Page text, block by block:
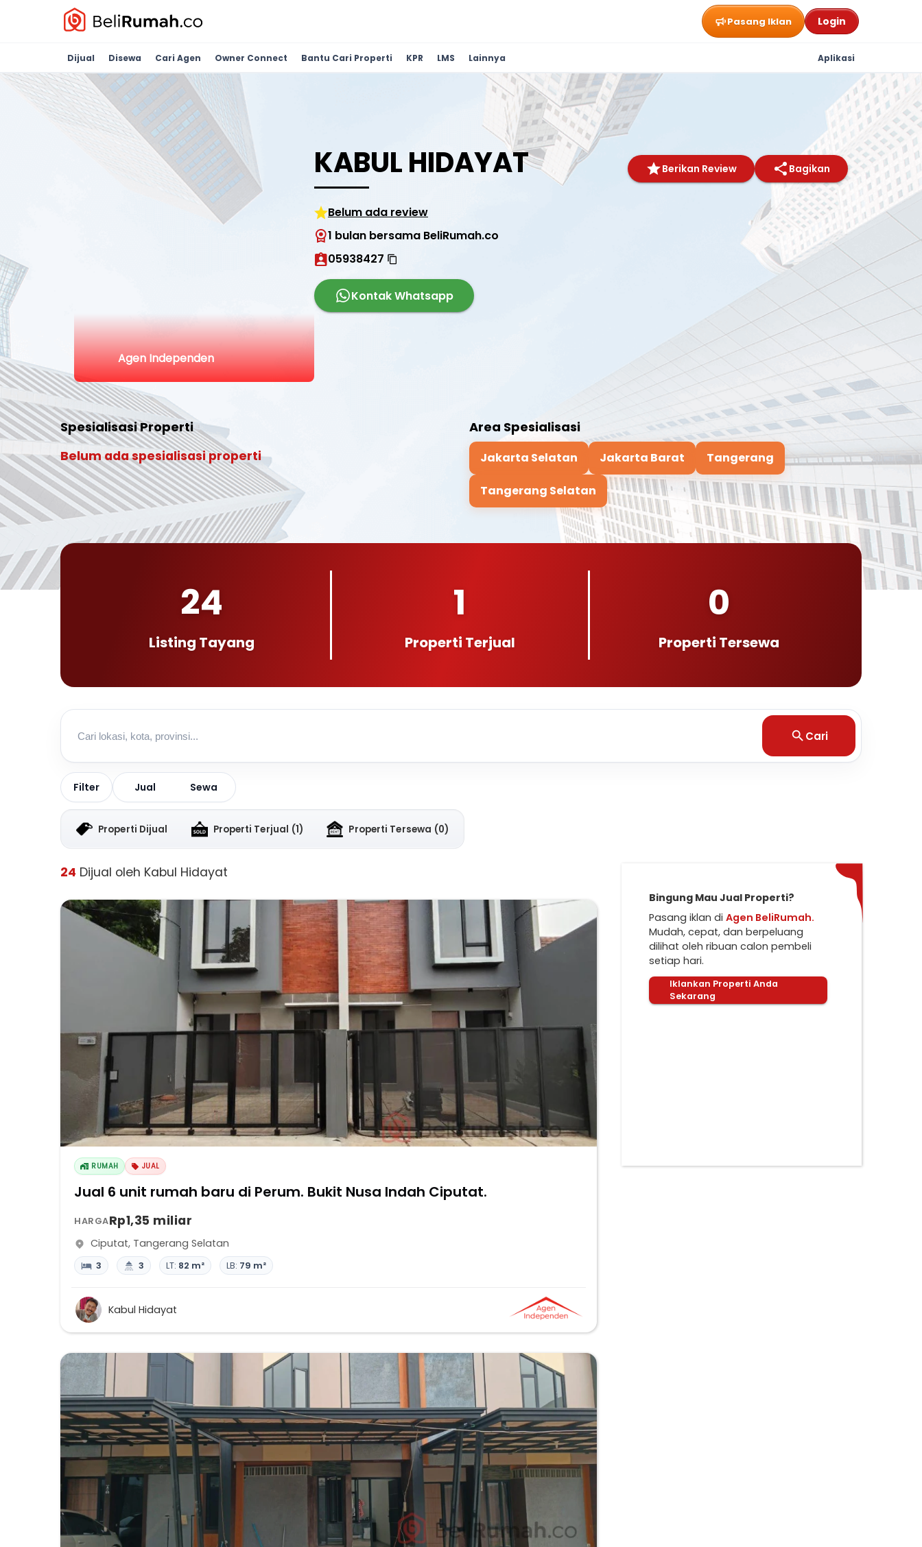
Pasang Iklan Login
Dijual Disewa Cari Agen Owner Connect Bantu Cari Properti KPR LMS Lainnya Aplikasi
Agen Independen
KABUL HIDAYAT Berikan Review Bagikan
Belum ada review
1 bulan bersama BeliRumah.co
05938427
Kontak Whatsapp
Spesialisasi Properti
Belum ada spesialisasi properti
Area Spesialisasi
Jakarta Selatan Jakarta Barat Tangerang
Tangerang Selatan
24
Listing Tayang
1
Properti Terjual
0
Properti Tersewa
Cari
Filter Jual Sewa
Properti Dijual Properti Terjual (1) Properti Tersewa (0)
24 Dijual oleh Kabul Hidayat
RUMAH JUAL
Jual 6 unit rumah baru di Perum. Bukit Nusa Indah Ciputat.
HARGARp1,35 miliar
Ciputat, Tangerang Selatan
3 3 LT: 82 m² LB: 79 m²
Kabul Hidayat
Bingung Mau Jual Properti?
Pasang iklan di Agen BeliRumah.
Mudah, cepat, dan berpeluang
dilihat oleh ribuan calon pembeli
setiap hari.
Iklankan Properti Anda
Sekarang